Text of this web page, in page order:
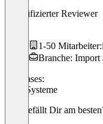
Verifizierter Reviewer
1-50
Branche: Import
Use cases:
ERP-Systeme
Was gefällt Dir am